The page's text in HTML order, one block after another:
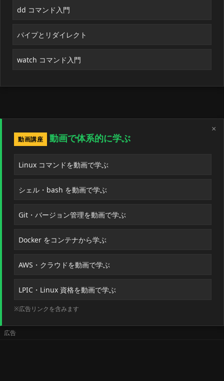
dd コマンド入門
パイプとリダイレクト
watch コマンド入門
×
動画講座
動画で体系的に学ぶ
Linux コマンドを動画で学ぶ
シェル・bash を動画で学ぶ
Git・バージョン管理を動画で学ぶ
Docker をコンテナから学ぶ
AWS・クラウドを動画で学ぶ
LPIC・Linux 資格を動画で学ぶ
※広告リンクを含みます